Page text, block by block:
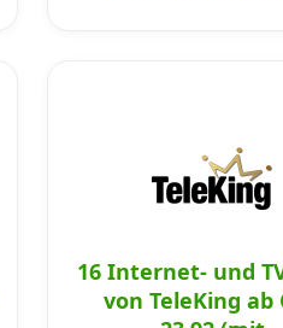
16 Internet- und
von TeleKing ab